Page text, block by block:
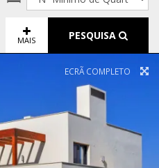
MAIS PESQUISA
ECRÃ COMPLETO